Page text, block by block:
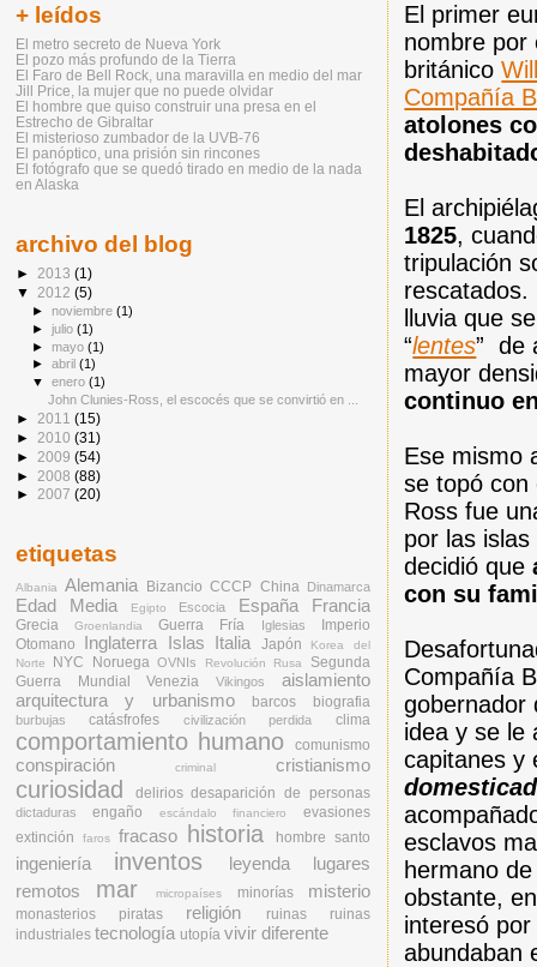
El primer
nombre por
británico
Compañía
atolones
El
1825,
tripulación
rescatados.
lluvia que
“lentes” de
mayor
continuo
Ese mismo
se topó con
Ross fue
por las
decidió que
con su
Compañía
gobernador
idea y se le
capitanes y
esclavos
hermano
obstante,
interesó
abundaban
+ leídos
El metro secreto de Nueva York
El pozo más profundo de la Tierra
El Faro de Bell Rock, una maravilla en medio del mar
Jill Price, la mujer que no puede olvidar
El hombre que quiso construir una presa en el
Estrecho de Gibraltar
El misterioso zumbador de la UVB-76
El panóptico, una prisión sin rincones
El fotógrafo que se quedó tirado en medio de la nada
en Alaska
archivo del blog
► 2013 (1)
▼ 2012 (5)
► noviembre(1)
►julio(1)
► mayo(1)
►abril(1)
▼enero(1)
John Clunies-Ross, el escocés que se convirtió en ...
► 2011 (15)
► 2010 (31)
► 2009 (54)
► 2008 (88)
► 2007 (20)
etiquetas
Albania Alemania Bizancio CCCP China Dinamarca
Edad Media Egipto Escocia España Francia
Grecia Groenlandia Guerra Fría Iglesias
Imperio
Otomano
Inglaterra Islas Italia Japón
Korea del
Norte
NYC Noruega OVNIs Revolución Rusa
Segunda
Guerra Mundial
Venezia Vikingos
aislamiento
arquitectura y urbanismo
barcos biografia
burbujas catásfrofes civilización perdida clima
comportamiento humano comunismo
conspiración criminal cristianismo
curiosidad delirios desaparición de personas
dictaduras engaño escándalo financiero
evasiones
extinción
faros fracaso historia hombre santo
ingeniería inventos leyenda
lugares
remotos
mar micropaíses minorías misterio
monasterios piratas religión ruinas
ruinas
industriales tecnología utopía vivir diferente